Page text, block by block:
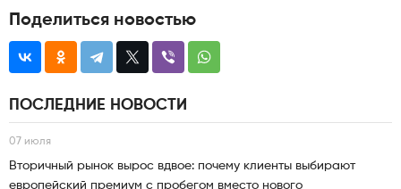
Поделиться новостью
ПОСЛЕДНИЕ НОВОСТИ
07 июля
Вторичный рынок вырос вдвое: почему клиенты выбирают
европейский премиум с пробегом вместо нового